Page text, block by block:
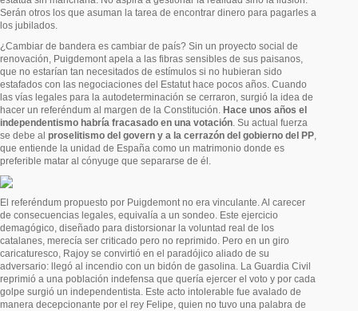
Serán otros los que asuman la tarea de encontrar dinero para pagarles a
los jubilados.
¿Cambiar de bandera es cambiar de país? Sin un proyecto social de
renovación, Puigdemont apela a las fibras sensibles de sus paisanos,
que no estarían tan necesitados de estímulos si no hubieran sido
estafados con las negociaciones del Estatut hace pocos años. Cuando
las vías legales para la autodeterminación se cerraron, surgió la idea de
hacer un referéndum al margen de la Constitución. Hace unos años el
independentismo habría fracasado en una votación. Su actual fuerza
se debe al proselitismo del govern y a la cerrazón del gobierno del PP,
que entiende la unidad de España como un matrimonio donde es
preferible matar al cónyuge que separarse de él.
El referéndum propuesto por Puigdemont no era vinculante. Al carecer
de consecuencias legales, equivalía a un sondeo. Este ejercicio
demagógico, diseñado para distorsionar la voluntad real de los
catalanes, merecía ser criticado pero no reprimido. Pero en un giro
caricaturesco, Rajoy se convirtió en el paradójico aliado de su
adversario: llegó al incendio con un bidón de gasolina. La Guardia Civil
reprimió a una población indefensa que quería ejercer el voto y por cada
golpe surgió un independentista. Este acto intolerable fue avalado de
manera decepcionante por el rey Felipe, quien no tuvo una palabra de